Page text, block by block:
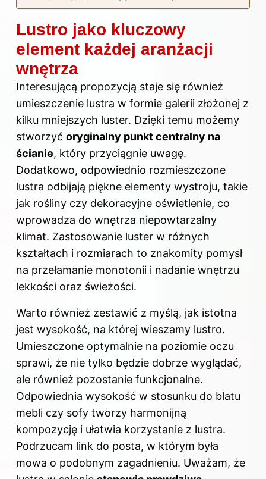
Lustro jako kluczowy
element każdej aranżacji
wnętrza
Interesującą propozycją staje się również
umieszczenie lustra w formie galerii złożonej z
kilku mniejszych luster. Dzięki temu możemy
stworzyć oryginalny punkt centralny na
ścianie, który przyciągnie uwagę.
Dodatkowo, odpowiednio rozmieszczone
lustra odbijają piękne elementy wystroju, takie
jak rośliny czy dekoracyjne oświetlenie, co
wprowadza do wnętrza niepowtarzalny
klimat. Zastosowanie luster w różnych
kształtach i rozmiarach to znakomity pomysł
na przełamanie monotonii i nadanie wnętrzu
lekkości oraz świeżości.
Warto również zestawić z myślą, jak istotna
jest wysokość, na której wieszamy lustro.
Umieszczone optymalnie na poziomie oczu
sprawi, że nie tylko będzie dobrze wyglądać,
ale również pozostanie funkcjonalne.
Odpowiednia wysokość w stosunku do blatu
mebli czy sofy tworzy harmonijną
kompozycję i ułatwia korzystanie z lustra.
Podrzucam link do posta, w którym była
mowa o podobnym zagadnieniu. Uważam, że